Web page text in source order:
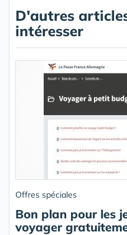
D'autres
intéresser
Offres spéciales
Bon plan pour les
voyager